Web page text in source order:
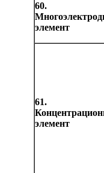
60.
элемент
61.
элемент